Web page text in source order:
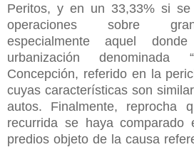
Peritos, y en un 33,33% si
operaciones sobre
especialmente aquel
urbanización denominada
Concepción, referido en la
cuyas características son
autos. Finalmente, reprocha
recurrida se haya
predios objeto de la causa